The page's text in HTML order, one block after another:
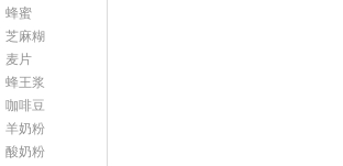
蜂蜜
芝麻糊
麦片
蜂王浆
咖啡豆
羊奶粉
酸奶粉